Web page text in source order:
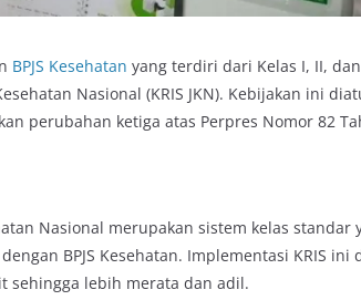
BPJS Kesehatan yang terdiri dari Kelas I, II,
Nasional (KRIS JKN). Kebijakan ini
perubahan ketiga atas Perpres Nomor 82
Nasional merupakan sistem kelas standar
BPJS Kesehatan. Implementasi KRIS ini
sehingga lebih merata dan adil.